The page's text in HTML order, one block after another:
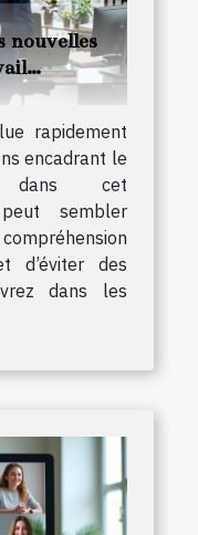
nouvelles
rapidement
encadrant le
dans cet
sembler
d’éviter des
dans les